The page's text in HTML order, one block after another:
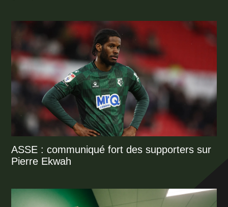
ASSE : communiqué fort des supporters sur
Pierre Ekwah